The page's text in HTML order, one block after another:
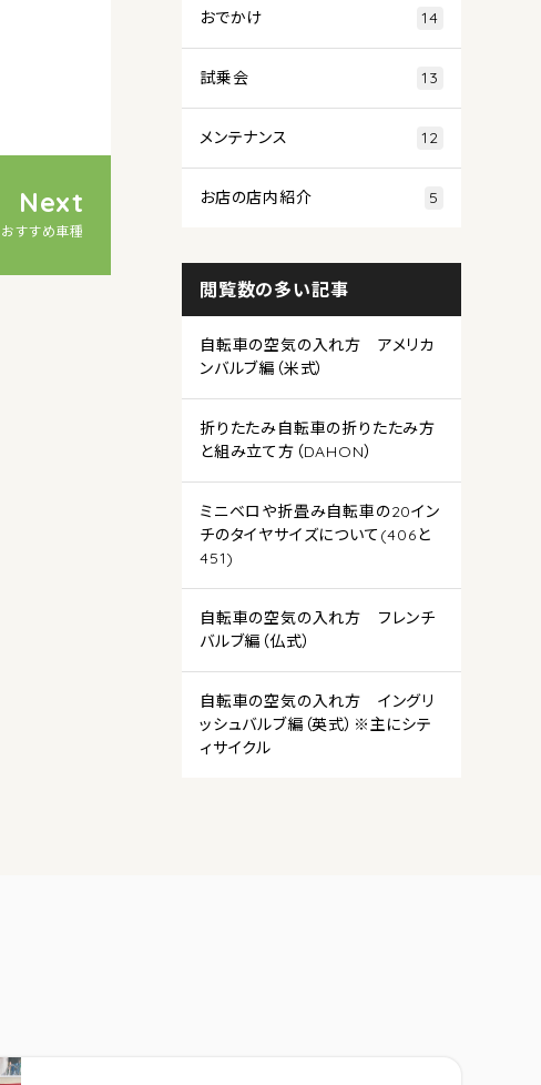
Next
すすめ車種
おでかけ 14
試乗会 13
メンテナンス 12
お店の店内紹介 5
閲覧数の多い記事
自転車の空気の入れ方 アメリカ
ンバルブ編（米式）
折りたたみ自転車の折りたたみ方
と組み立て方（DAHON）
ミニベロや折畳み自転車の20イン
チのタイヤサイズについて(406と
451)
自転車の空気の入れ方 フレンチ
バルブ編（仏式）
自転車の空気の入れ方 イングリ
ッシュバルブ編（英式）※主にシテ
ィサイクル